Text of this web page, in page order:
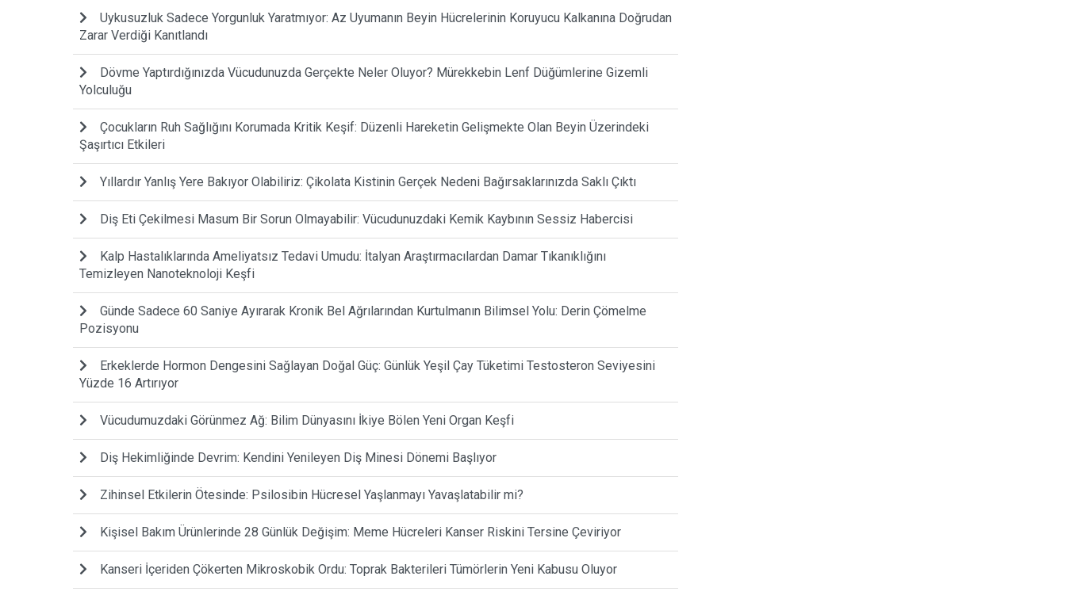
Uykusuzluk Sadece Yorgunluk Yaratmıyor: Az Uyumanın Beyin Hücrelerinin Koruyucu Kalkanına Doğrudan
Zarar Verdiği Kanıtlandı
Dövme Yaptırdığınızda Vücudunuzda Gerçekte Neler Oluyor? Mürekkebin Lenf Düğümlerine Gizemli
Yolculuğu
Çocukların Ruh Sağlığını Korumada Kritik Keşif: Düzenli Hareketin Gelişmekte Olan Beyin Üzerindeki
Şaşırtıcı Etkileri
Yıllardır Yanlış Yere Bakıyor Olabiliriz: Çikolata Kistinin Gerçek Nedeni Bağırsaklarınızda Saklı Çıktı
Diş Eti Çekilmesi Masum Bir Sorun Olmayabilir: Vücudunuzdaki Kemik Kaybının Sessiz Habercisi
Kalp Hastalıklarında Ameliyatsız Tedavi Umudu: İtalyan Araştırmacılardan Damar Tıkanıklığını
Temizleyen Nanoteknoloji Keşfi
Günde Sadece 60 Saniye Ayırarak Kronik Bel Ağrılarından Kurtulmanın Bilimsel Yolu: Derin Çömelme
Pozisyonu
Erkeklerde Hormon Dengesini Sağlayan Doğal Güç: Günlük Yeşil Çay Tüketimi Testosteron Seviyesini
Yüzde 16 Artırıyor
Vücudumuzdaki Görünmez Ağ: Bilim Dünyasını İkiye Bölen Yeni Organ Keşfi
Diş Hekimliğinde Devrim: Kendini Yenileyen Diş Minesi Dönemi Başlıyor
Zihinsel Etkilerin Ötesinde: Psilosibin Hücresel Yaşlanmayı Yavaşlatabilir mi?
Kişisel Bakım Ürünlerinde 28 Günlük Değişim: Meme Hücreleri Kanser Riskini Tersine Çeviriyor
Kanseri İçeriden Çökerten Mikroskobik Ordu: Toprak Bakterileri Tümörlerin Yeni Kabusu Oluyor